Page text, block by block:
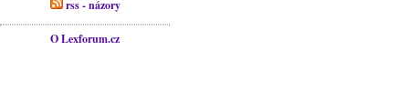
rss - názory
O Lexforum.cz